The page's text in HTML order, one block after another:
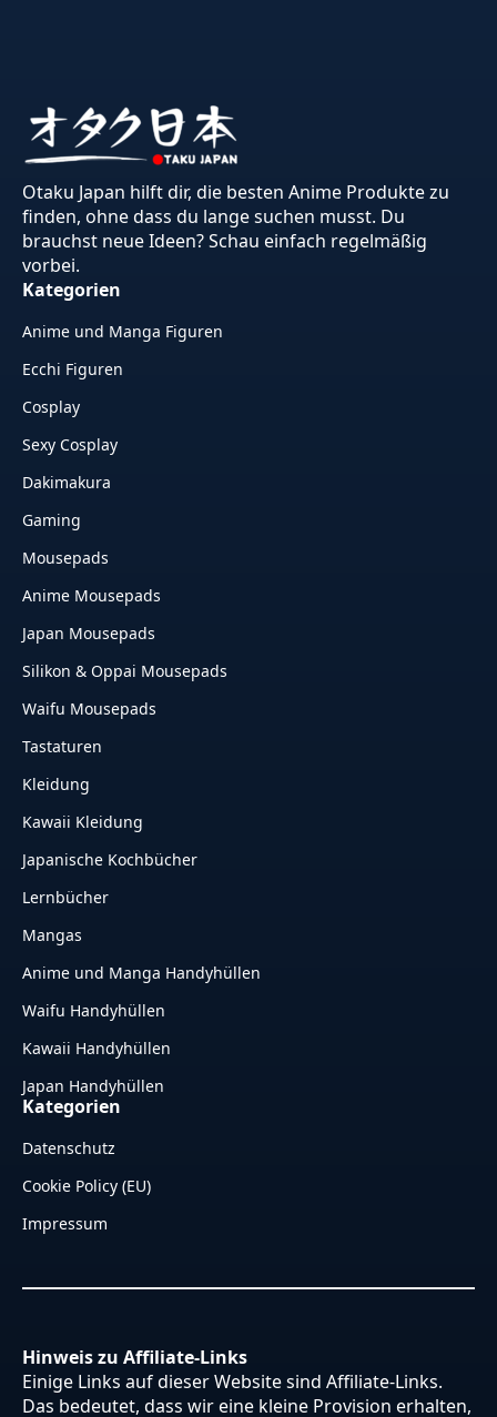
Otaku Japan hilft dir, die besten Anime Produkte zu
finden, ohne dass du lange suchen musst. Du
brauchst neue Ideen? Schau einfach regelmäßig
vorbei.
Kategorien
Anime und Manga Figuren
Ecchi Figuren
Cosplay
Sexy Cosplay
Dakimakura
Gaming
Mousepads
Anime Mousepads
Japan Mousepads
Silikon & Oppai Mousepads
Waifu Mousepads
Tastaturen
Kleidung
Kawaii Kleidung
Japanische Kochbücher
Lernbücher
Mangas
Anime und Manga Handyhüllen
Waifu Handyhüllen
Kawaii Handyhüllen
Japan Handyhüllen
Kategorien
Datenschutz
Cookie Policy (EU)
Impressum
Hinweis zu Affiliate-Links
Einige Links auf dieser Website sind Affiliate-Links.
Das bedeutet, dass wir eine kleine Provision erhalten,